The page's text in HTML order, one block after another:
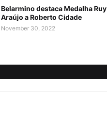
Belarmino destaca Medalha Ruy
Araújo a Roberto Cidade
November 30, 2022